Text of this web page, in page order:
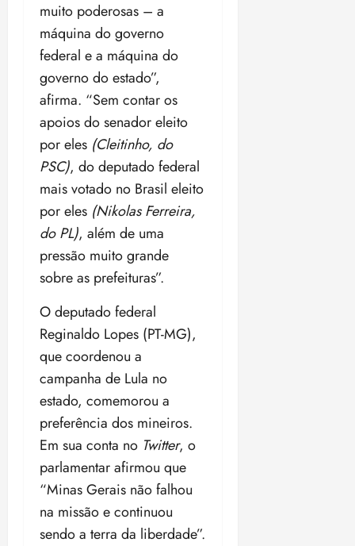
muito poderosas – a
máquina do governo
federal e a máquina do
governo do estado”,
afirma. “Sem contar os
apoios do senador eleito
por eles (Cleitinho, do
PSC), do deputado federal
mais votado no Brasil eleito
por eles (Nikolas Ferreira,
do PL), além de uma
pressão muito grande
sobre as prefeituras”.
O deputado federal
Reginaldo Lopes (PT-MG),
que coordenou a
campanha de Lula no
estado, comemorou a
preferência dos mineiros.
Em sua conta no Twitter, o
parlamentar afirmou que
“Minas Gerais não falhou
na missão e continuou
sendo a terra da liberdade”.